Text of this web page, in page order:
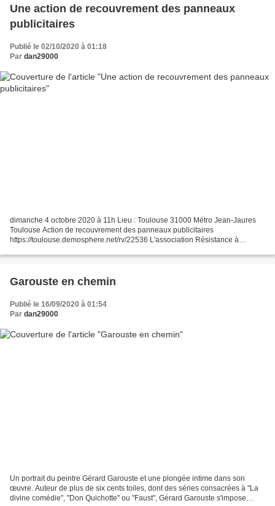
Une action de recouvrement des panneaux
publicitaires
Publié le 02/10/2020 à 01:18
Par dan29000
dimanche 4 octobre 2020 à 11h Lieu : Toulouse 31000 Métro Jean-Jaures
Toulouse Action de recouvrement des panneaux publicitaires
https://toulouse.demosphere.net/rv/22536 L'association Résistance à
Garouste en chemin
Publié le 16/09/2020 à 01:54
Par dan29000
Un portrait du peintre Gérard Garouste et une plongée intime dans son
œuvre. Auteur de plus de six cents toiles, dont des séries consacrées à "La
divine comédie", "Don Quichotte" ou "Faust", Gérard Garouste s'impose